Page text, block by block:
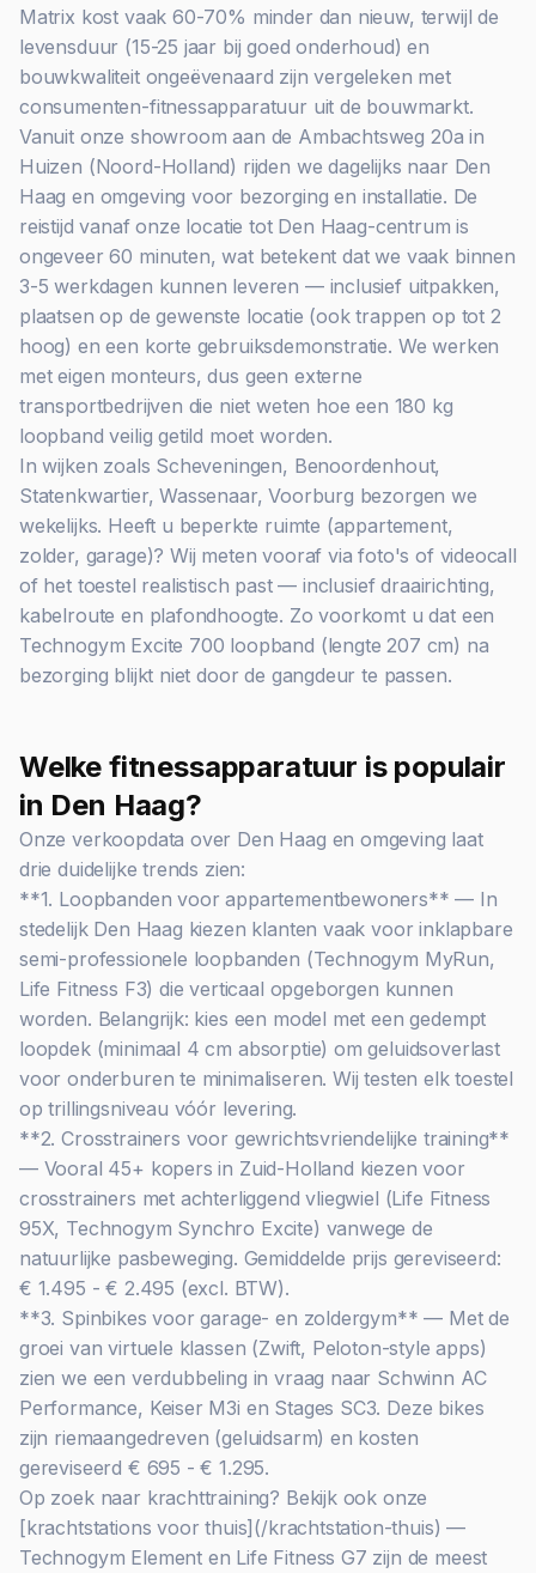
Matrix kost vaak 60-70% minder dan nieuw, terwijl de
levensduur (15-25 jaar bij goed onderhoud) en
bouwkwaliteit ongeëvenaard zijn vergeleken met
consumenten-fitnessapparatuur uit de bouwmarkt.
Vanuit onze showroom aan de Ambachtsweg 20a in
Huizen (Noord-Holland) rijden we dagelijks naar Den
Haag en omgeving voor bezorging en installatie. De
reistijd vanaf onze locatie tot Den Haag-centrum is
ongeveer 60 minuten, wat betekent dat we vaak binnen
3-5 werkdagen kunnen leveren — inclusief uitpakken,
plaatsen op de gewenste locatie (ook trappen op tot 2
hoog) en een korte gebruiksdemonstratie. We werken
met eigen monteurs, dus geen externe
transportbedrijven die niet weten hoe een 180 kg
loopband veilig getild moet worden.
In wijken zoals Scheveningen, Benoordenhout,
Statenkwartier, Wassenaar, Voorburg bezorgen we
wekelijks. Heeft u beperkte ruimte (appartement,
zolder, garage)? Wij meten vooraf via foto's of videocall
of het toestel realistisch past — inclusief draairichting,
kabelroute en plafondhoogte. Zo voorkomt u dat een
Technogym Excite 700 loopband (lengte 207 cm) na
bezorging blijkt niet door de gangdeur te passen.
Welke fitnessapparatuur is populair
in Den Haag?
Onze verkoopdata over Den Haag en omgeving laat
drie duidelijke trends zien:
**1. Loopbanden voor appartementbewoners** — In
stedelijk Den Haag kiezen klanten vaak voor inklapbare
semi-professionele loopbanden (Technogym MyRun,
Life Fitness F3) die verticaal opgeborgen kunnen
worden. Belangrijk: kies een model met een gedempt
loopdek (minimaal 4 cm absorptie) om geluidsoverlast
voor onderburen te minimaliseren. Wij testen elk toestel
op trillingsniveau vóór levering.
**2. Crosstrainers voor gewrichtsvriendelijke training**
— Vooral 45+ kopers in Zuid-Holland kiezen voor
crosstrainers met achterliggend vliegwiel (Life Fitness
95X, Technogym Synchro Excite) vanwege de
natuurlijke pasbeweging. Gemiddelde prijs gereviseerd:
€ 1.495 - € 2.495 (excl. BTW).
**3. Spinbikes voor garage- en zoldergym** — Met de
groei van virtuele klassen (Zwift, Peloton-style apps)
zien we een verdubbeling in vraag naar Schwinn AC
Performance, Keiser M3i en Stages SC3. Deze bikes
zijn riemaangedreven (geluidsarm) en kosten
gereviseerd € 695 - € 1.295.
Op zoek naar krachttraining? Bekijk ook onze
[krachtstations voor thuis](/krachtstation-thuis) —
Technogym Element en Life Fitness G7 zijn de meest